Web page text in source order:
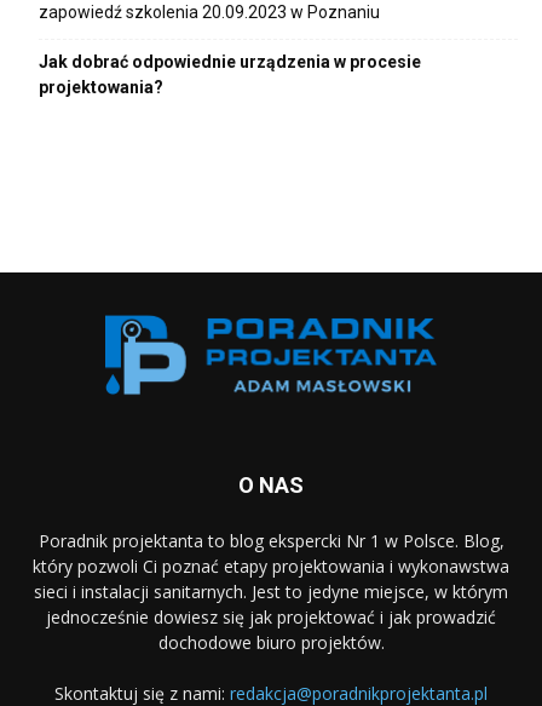
zapowiedź szkolenia 20.09.2023 w Poznaniu
Jak dobrać odpowiednie urządzenia w procesie
projektowania?
O NAS
Poradnik projektanta to blog ekspercki Nr 1 w Polsce. Blog,
który pozwoli Ci poznać etapy projektowania i wykonawstwa
sieci i instalacji sanitarnych. Jest to jedyne miejsce, w którym
jednocześnie dowiesz się jak projektować i jak prowadzić
dochodowe biuro projektów.
Skontaktuj się z nami: redakcja@poradnikprojektanta.pl